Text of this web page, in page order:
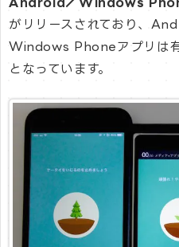
がリリースされており、
Windows Phoneアプリは
となっています。